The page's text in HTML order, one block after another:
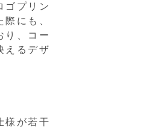
ゴプリン
にも、
り、コー
えるデザ
様が若干